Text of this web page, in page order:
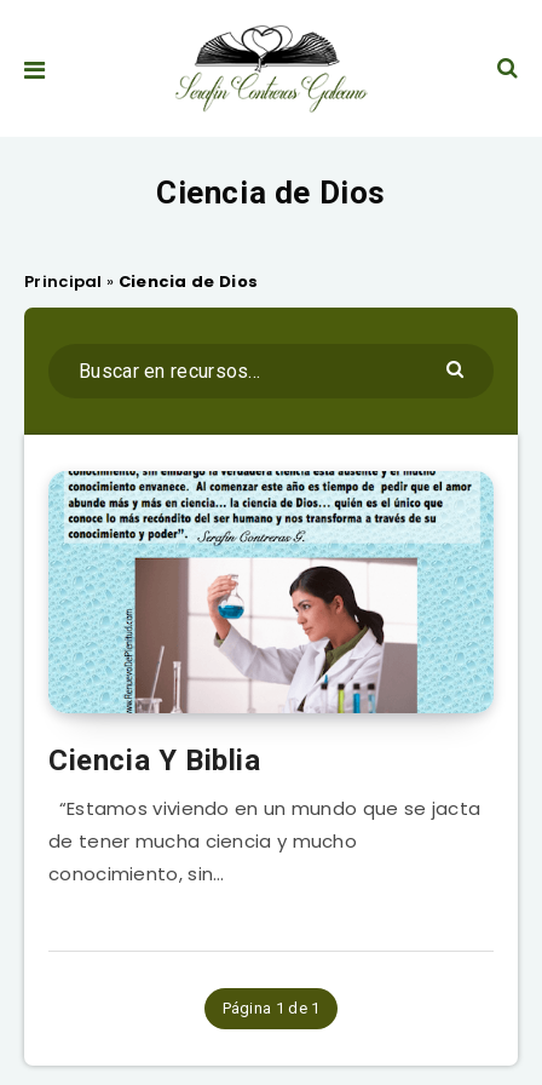
Ciencia de Dios
Principal » Ciencia de Dios
Ciencia Y Biblia
“Estamos viviendo en un mundo que se jacta
de tener mucha ciencia y mucho
conocimiento, sin…
Página 1 de 1